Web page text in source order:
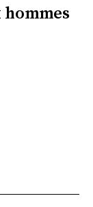
hommes